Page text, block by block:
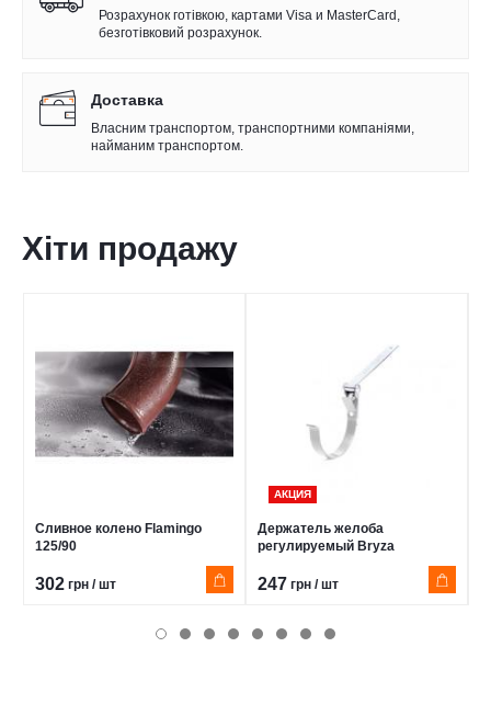
Розрахунок готівкою, картами Visa и MasterCard,
безготівковий розрахунок.
Доставка
Власним транспортом, транспортними компаніями,
найманим транспортом.
Хіти продажу
Сливное колено Flamingo
125/90
302 грн / шт
АКЦИЯ
Держатель желоба
регулируемый Bryza
247 грн / шт